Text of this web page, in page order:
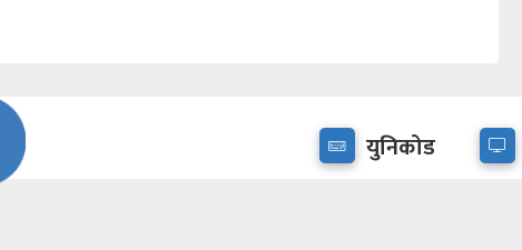
युनिकोड